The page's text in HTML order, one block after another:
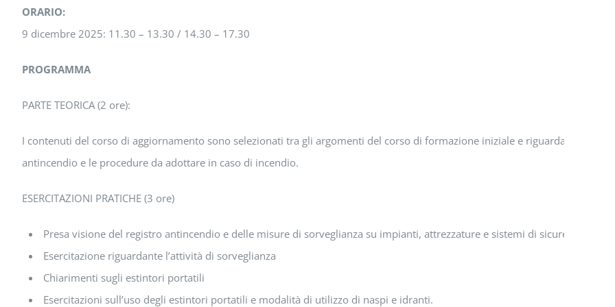
ORARIO:
9 dicembre 2025: 11.30 – 13.30 / 14.30 – 17.30
PROGRAMMA
PARTE TEORICA (2 ore):
I contenuti del corso di aggiornamento sono selezionati tra gli argomenti del corso di formazione iniziale e riguardano sia
antincendio e le procedure da adottare in caso di incendio.
ESERCITAZIONI PRATICHE (3 ore)
Presa visione del registro antincendio e delle misure di sorveglianza su impianti, attrezzature e sistemi di sicurezza
Esercitazione riguardante l’attività di sorveglianza
Chiarimenti sugli estintori portatili
Esercitazioni sull’uso degli estintori portatili e modalità di utilizzo di naspi e idranti.